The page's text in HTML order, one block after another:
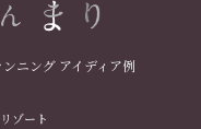
ンニング アイディア例
ゾート